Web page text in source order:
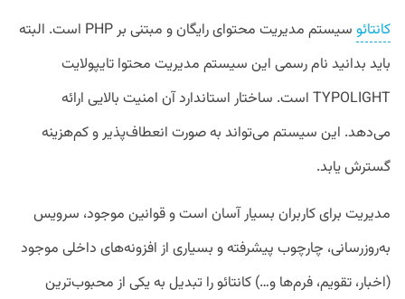
کانتائو
سیستم‌ مدیریت محتوای رایگان و مبتنی بر PHP است. البته
باید بدانید نام رسمی این سیستم مدیریت محتوا تایپولایت
TYPOLIGHT است. ساختار استاندارد آن امنیت بالایی ارائه
می‌دهد. این سیستم می‌تواند به صورت انعطاف‌پذیر و کم‌هزینه
گسترش یابد.
مدیریت برای کاربران بسیار آسان است و قوانین موجود، سرویس
به‌روزرسانی، چارچوب پیشرفته و بسیاری از افزونه‌های داخلی موجود
(اخبار، تقویم، فرم‌ها و…) کانتائو را تبدیل به یکی از محبوب‌ترین